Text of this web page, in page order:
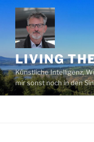
Zum
Inhalt
springen
LIVING
Künstliche Intelligenz,
mir sonst noch in den